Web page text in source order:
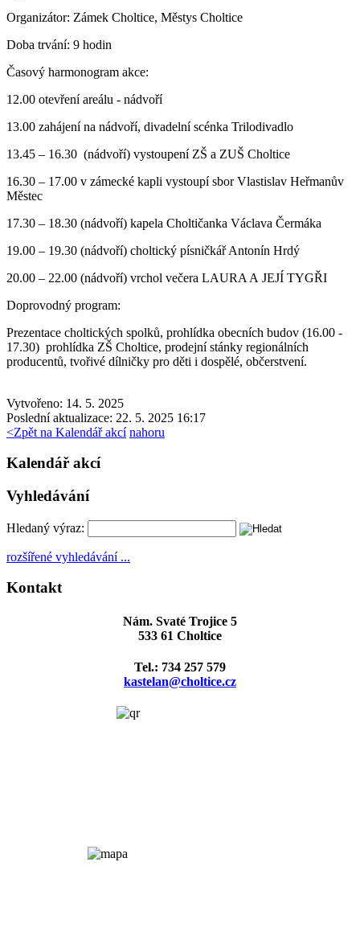
Organizátor: Zámek Choltice, Městys Choltice
Doba trvání: 9 hodin
Časový harmonogram akce:
12.00 otevření areálu - nádvoří
13.00 zahájení na nádvoří, divadelní scénka Trilodivadlo
13.45 – 16.30 (nádvoří) vystoupení ZŠ a ZUŠ Choltice
16.30 – 17.00 v zámecké kapli vystoupí sbor Vlastislav Heřmanův
Městec
17.30 – 18.30 (nádvoří) kapela Choltičanka Václava Čermáka
19.00 – 19.30 (nádvoří) choltický písničkář Antonín Hrdý
20.00 – 22.00 (nádvoří) vrchol večera LAURA A JEJÍ TYGŘI
Doprovodný program:
Prezentace choltických spolků, prohlídka obecních budov (16.00 -
17.30) prohlídka ZŠ Choltice, prodejní stánky regionálních
producentů, tvořivé dílničky pro děti i dospělé, občerstvení.
Vytvořeno: 14. 5. 2025
Poslední aktualizace: 22. 5. 2025 16:17
<Zpět na Kalendář akcí nahoru
Kalendář akcí
Vyhledávání
Hledaný výraz:
rozšířené vyhledávání ...
Kontakt
Nám. Svaté Trojice 5
533 61 Choltice
Tel.: 734 257 579
kastelan@choltice.cz